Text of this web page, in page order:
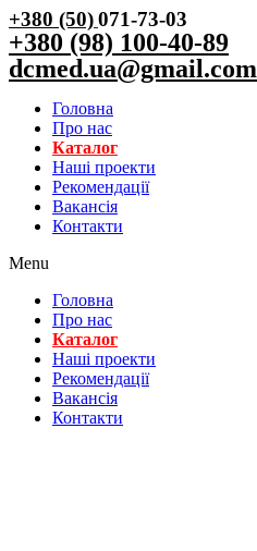
+380 (50)071-73-03
+380 (98) 100-40-89
dcmed.ua@gmail.com
Головна
Про нас
Каталог
Нашi проекти
Рекомендації
Вакансiя
Контакти
Menu
Головна
Про нас
Каталог
Нашi проекти
Рекомендації
Вакансiя
Контакти